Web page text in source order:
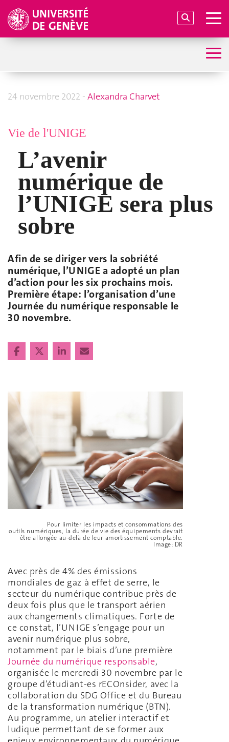
24 novembre 2022 - Alexandra Charvet
Vie de l'UNIGE
L’avenir
numérique de
l’UNIGE sera plus
sobre
Afin de se diriger vers la sobriété
numérique, l’UNIGE a adopté un plan
d’action pour les six prochains mois.
Première étape: l’organisation d’une
Journée du numérique responsable le
30 novembre.
Pour limiter les impacts et consommations des
outils numériques, la durée de vie des équipements devrait
être allongée au-delà de leur amortissement comptable.
Image: DR
Avec près de 4% des émissions
mondiales de gaz à effet de serre, le
secteur du numérique contribue près de
deux fois plus que le transport aérien
aux changements climatiques. Forte de
ce constat, l’UNIGE s’engage pour un
avenir numérique plus sobre,
notamment par le biais d’une première
Journée du numérique responsable,
organisée le mercredi 30 novembre par le
groupe d’étudiant-es rECOnsider, avec la
collaboration du SDG Office et du Bureau
de la transformation numérique (BTN).
Au programme, un atelier interactif et
ludique permettant de se former aux